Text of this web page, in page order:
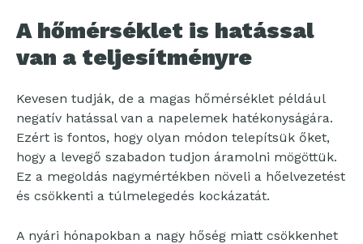
A hőmérséklet is hatással
van a teljesítményre
Kevesen tudják, de a magas hőmérséklet például
negatív hatással van a napelemek hatékonyságára.
Ezért is fontos, hogy olyan módon telepítsük őket,
hogy a levegő szabadon tudjon áramolni mögöttük.
Ez a megoldás nagymértékben növeli a hőelvezetést
és csökkenti a túlmelegedés kockázatát.
A nyári hónapokban a nagy hőség miatt csökkenhet